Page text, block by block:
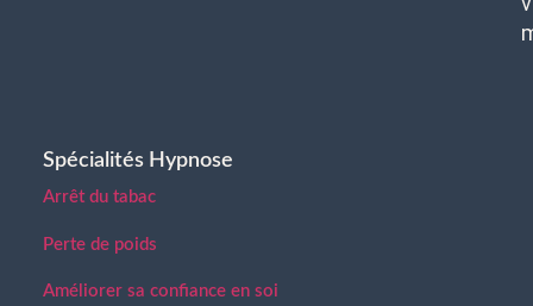
Spécialités Hypnose
Arrêt du tabac
Perte de poids
Améliorer sa confiance en soi